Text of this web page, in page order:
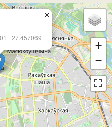
27.457069
×
+
−